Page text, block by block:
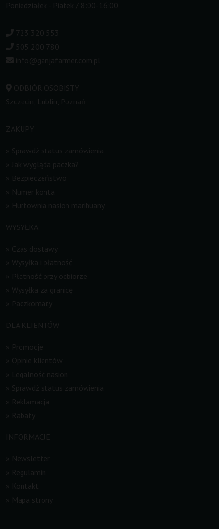
Poniedziałek - Piatek / 8:00-16:00
723 320 553
505 200 780
info@ganjafarmer.com.pl
ODBIÓR OSOBISTY
Szczecin, Lublin, Poznań
ZAKUPY
Sprawdź status zamówienia
Jak wygląda paczka?
Bezpieczeństwo
Numer konta
Hurtownia nasion marihuany
WYSYŁKA
Czas dostawy
Wysyłka i płatność
Płatność przy odbiorze
Wysyłka za granicę
Paczkomaty
DLA KLIENTÓW
Promocje
Opinie klientów
Legalność nasion
Sprawdź status zamówienia
Reklamacja
Rabaty
INFORMACJE
Newsletter
Regulamin
Kontakt
Mapa strony